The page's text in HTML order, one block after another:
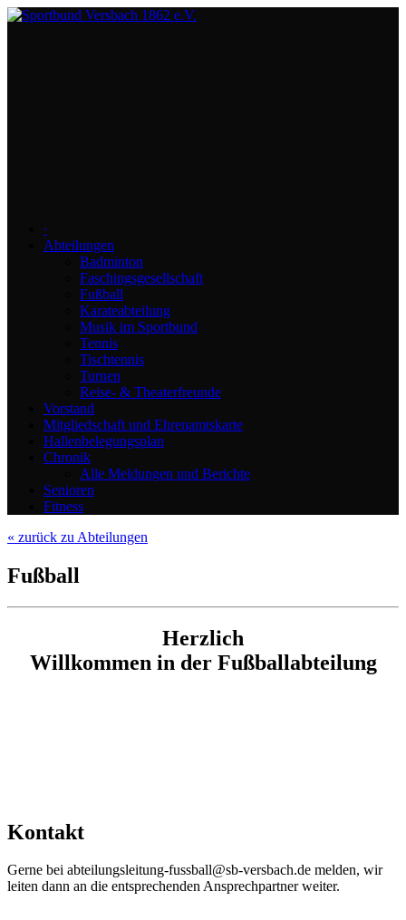
∙
Abteilungen
Badminton
Faschingsgesellschaft
Fußball
Karateabteilung
Musik im Sportbund
Tennis
Tischtennis
Turnen
Reise- & Theaterfreunde
Vorstand
Mitgliedschaft und Ehrenamtskarte
Hallenbelegungsplan
Chronik
Alle Meldungen und Berichte
Senioren
Fitness
« zurück zu Abteilungen
Fußball
Herzlich
Willkommen in der Fußballabteilung
Kontakt
Gerne bei abteilungsleitung-fussball@sb-versbach.de melden, wir
leiten dann an die entsprechenden Ansprechpartner weiter.